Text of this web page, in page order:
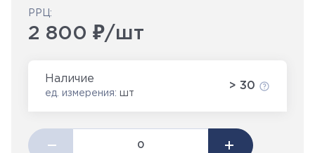
РРЦ:
2 800 ₽/шт
Наличие
ед. измерения: шт
> 30